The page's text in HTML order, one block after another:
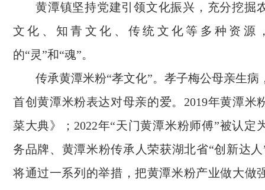
黄潭镇坚持党建引领文化振兴，充分挖掘
文化、知青文化、传统文化等多种资源
的“灵”和“魂”。
传承黄潭米粉“孝文化”。孝子梅公母亲生病
首创黄潭米粉表达对母亲的爱。2019年黄潭米
菜大典》；2022年“天门黄潭米粉师傅”被认定
务品牌、黄潭米粉传承人荣获湖北省“创新达
将通过一系列的举措，把黄潭米粉产业做大做